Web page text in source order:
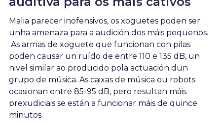
Malia parecer inofensivos, os xoguetes poden ser
unha amenaza para a audición dos máis pequenos.
As armas de xoguete que funcionan con pilas
poden causar un ruído de entre 110 e 135 dB, un
nivel similar ao producido pola actuación dun
grupo de música. As caixas de música ou robots
ocasionan entre 85-95 dB, pero resultan máis
prexudiciais se están a funcionar máis de quince
minutos.